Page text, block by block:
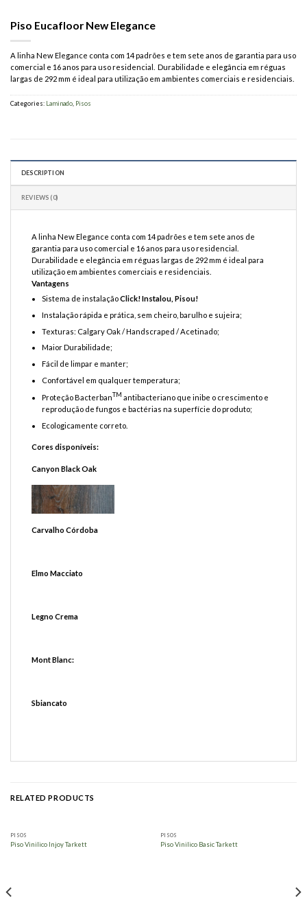
Piso Eucafloor New Elegance
A linha New Elegance conta com 14 padrões e tem sete anos de garantia para uso
comercial e 16 anos para uso residencial. Durabilidade e elegância em réguas
largas de 292 mm é ideal para utilização em ambientes comerciais e residenciais.
Categories: Laminado Pisos
DESCRIPTION
REVIEWS (0)
A linha New Elegance conta com 14 padrões e tem sete anos de
garantia para uso comercial e 16 anos para uso residencial.
Durabilidade e elegância em réguas largas de 292 mm é ideal para
utilização em ambientes comerciais e residenciais.
Vantagens
Sistema de instalaçãoClick! Instalou, Pisou!
Instalação rápida e prática, sem cheiro, barulho e sujeira;
Texturas: Calgary Oak / Handscraped / Acetinado;
Maior Durabilidade;
Fácil de limpar e manter;
Confortável em qualquer temperatura;
Proteção BacterbanTM antibacteriano que inibe o crescimento e
reprodução de fungos e bactérias na superfície do produto;
Ecologicamente correto.
Cores disponíveis:
Canyon Black Oak
Carvalho Córdoba
Elmo Macciato
Legno Crema
Mont Blanc:
Sbiancato
RELATED PRODUCTS
PISOS
Piso Vinilico Injoy Tarkett
PISOS
Piso Vinilico Basic Tarkett